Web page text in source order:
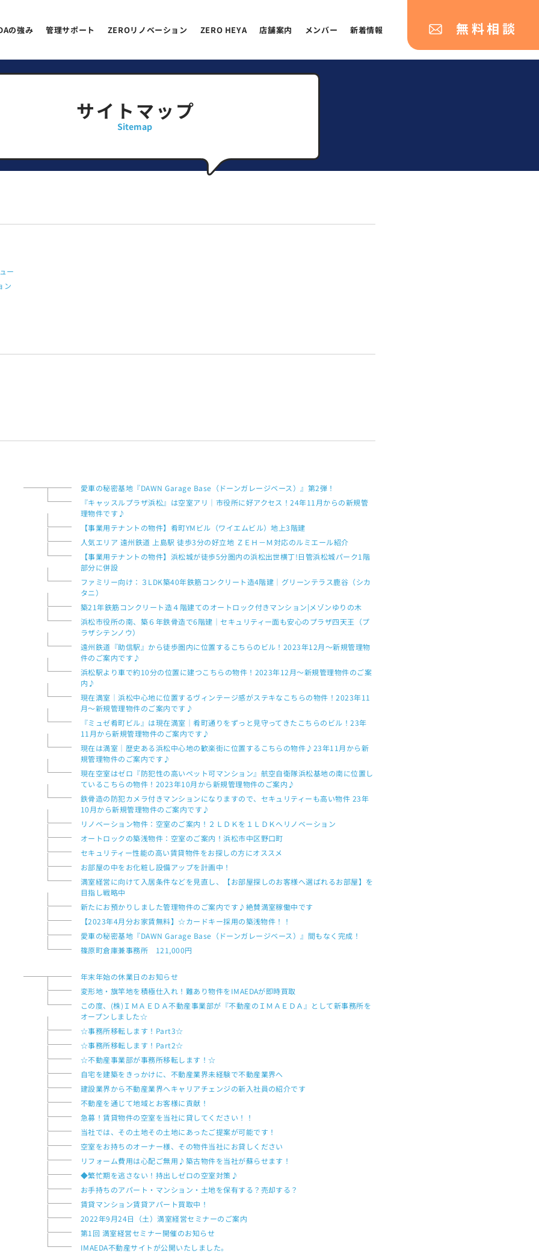
の強み 管理サポート ZEROリノベーション ZERO HEYA 店舗案内 メンバー 新着情報 無料相談
サイトマップ
Sitemap
ー
ン
愛車の秘密基地『DAWN Garage Base（ドーンガレージベース）』第2弾！
『キャッスルプラザ浜松』は空室アリ｜市役所に好アクセス！24年11月からの新規管
理物件です♪
【事業用テナントの物件】肴町YMビル（ワイエムビル）地上3階建
人気エリア 遠州鉄道 上島駅 徒歩3分の好立地 ＺＥＨ－Ｍ対応のルミエール紹介
【事業用テナントの物件】浜松城が徒歩5分圏内の浜松出世横丁!日管浜松城パーク1階
部分に併設
ファミリー向け：３LDK築40年鉄筋コンクリート造4階建｜グリーンテラス鹿谷（シカ
タニ）
築21年鉄筋コンクリート造４階建てのオートロック付きマンション|メゾンゆりの木
浜松市役所の南、築６年鉄骨造で6階建｜セキュリティー面も安心のプラザ四天王（プ
ラザシテンノウ）
遠州鉄道『助信駅』から徒歩圏内に位置するこちらのビル！2023年12月～新規管理物
件のご案内です♪
浜松駅より車で約10分の位置に建つこちらの物件！2023年12月〜新規管理物件のご案
内♪
現在満室｜浜松中心地に位置するヴィンテージ感がステキなこちらの物件！2023年11
月〜新規管理物件のご案内です♪
『ミュゼ肴町ビル』は現在満室｜肴町通りをずっと見守ってきたこちらのビル！23年
11月から新規管理物件のご案内です♪
現在は満室｜歴史ある浜松中心地の歓楽街に位置するこちらの物件♪23年11月から新
規管理物件のご案内です♪
現在空室はゼロ『防犯性の高いペット可マンション』航空自衛隊浜松基地の南に位置し
ているこちらの物件！2023年10月から新規管理物件のご案内♪
鉄骨造の防犯カメラ付きマンションになりますので、セキュリティーも高い物件 23年
10月から新規管理物件のご案内です♪
リノベーション物件：空室のご案内！２ＬＤＫを１ＬＤＫへリノベーション
オートロックの築浅物件：空室のご案内！浜松市中区野口町
セキュリティー性能の高い賃貸物件をお探しの方にオススメ
お部屋の中をお化粧し設備アップを計画中！
満室経営に向けて入居条件などを見直し、【お部屋探しのお客様へ選ばれるお部屋】を
目指し戦略中
新たにお預かりしました管理物件のご案内です♪絶賛満室稼働中です
【2023年4月分お家賃無料】☆カードキー採用の築浅物件！！
愛車の秘密基地『DAWN Garage Base（ドーンガレージベース）』間もなく完成！
篠原町倉庫兼事務所 121,000円
年末年始の休業日のお知らせ
変形地・旗竿地を積極仕入れ！難あり物件をIMAEDAが即時買取
この度、(株)ＩＭＡＥＤＡ不動産事業部が『不動産のＩＭＡＥＤＡ』として新事務所を
オープンしました☆
☆事務所移転します！Part3☆
☆事務所移転します！Part2☆
☆不動産事業部が事務所移転します！☆
自宅を建築をきっかけに、不動産業界未経験で不動産業界へ
建設業界から不動産業界へキャリアチェンジの新入社員の紹介です
不動産を通じて地域とお客様に貢献！
急募！賃貸物件の空室を当社に貸してください！！
当社では、その土地その土地にあったご提案が可能です！
空室をお持ちのオーナー様、その物件当社にお貸しください
リフォーム費用は心配ご無用♪築古物件を当社が蘇らせます！
◆繁忙期を逃さない！持出しゼロの空室対策♪
お手持ちのアパート・マンション・土地を保有する？売却する？
賃貸マンション賃貸アパート買取中！
2022年9月24日（土）満室経営セミナーのご案内
第1回 満室経営セミナー開催のお知らせ
IMAEDA不動産サイトが公開いたしました。